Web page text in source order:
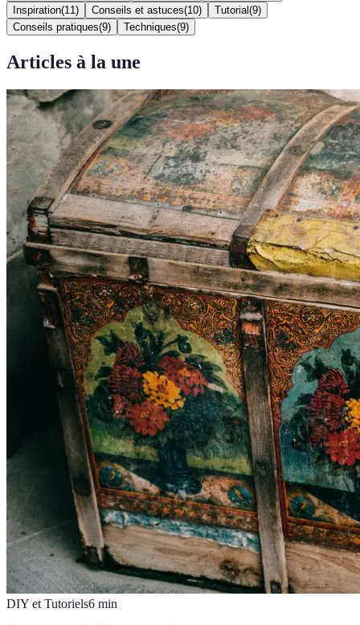
Inspiration(11 ) Conseils et astuces(10) Tutorial (9)
Conseils pratiques(9) Techniques(9)
Articles à la une
DIY et Tutoriels6 min